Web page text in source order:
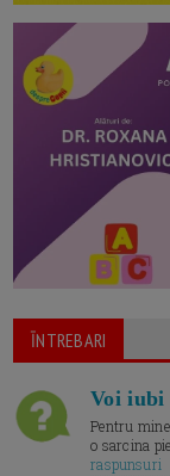
ĪNTREBARI
Voi iubi
Pentru
o sarcina
raspunsuri